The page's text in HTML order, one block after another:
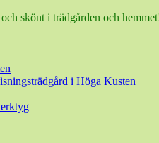
skönt i trädgården och
i Höga Kusten